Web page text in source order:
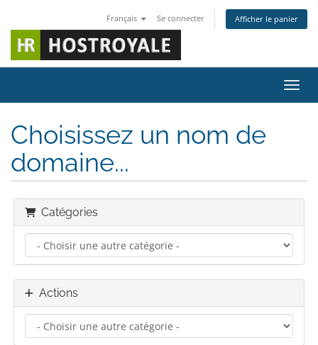
Français Se connecter Afficher le panier
Choisissez un nom de
domaine...
Catégories
Actions